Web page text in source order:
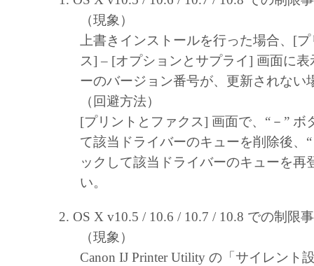
許可等を得ることなしに、本ソフトウ
一部を、直接または間接に輸出しては
（現象）
上書きインストールを行った場合、[
ス] – [オプションとサプライ] 画面に
ーのバージョン番号が、更新されない
（回避方法）
[プリントとファクス] 画面で、“－” ボ
て該当ドライバーのキューを削除後、
ックして該当ドライバーのキューを再
い。
OS X v10.5 / 10.6 / 10.7 / 10.8 での制限
（現象）
Canon IJ Printer Utility の「サイレント